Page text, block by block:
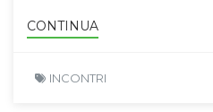
CONTINUA
INCONTRI